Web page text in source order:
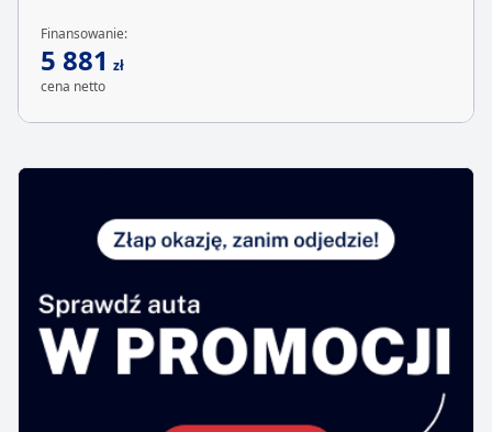
Finansowanie:
5 881 zł
cena netto